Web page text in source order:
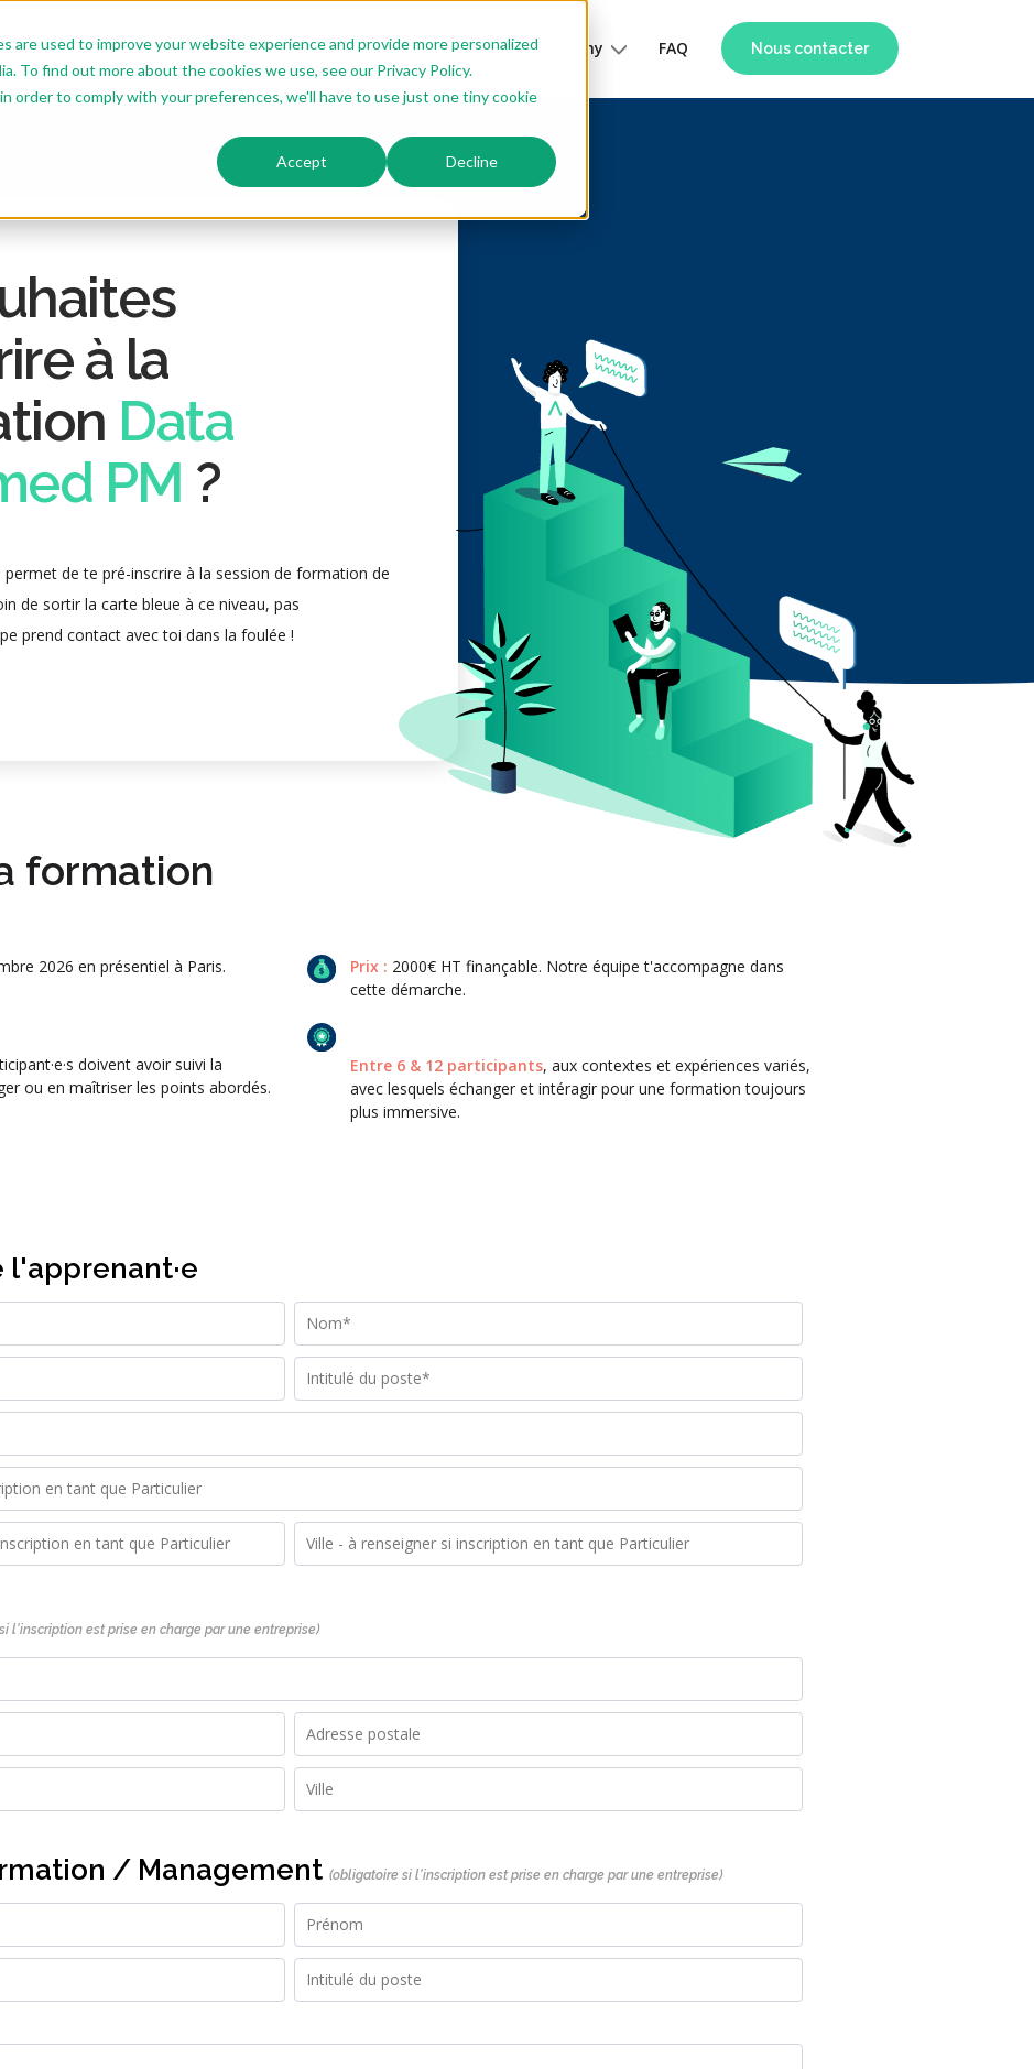
used to improve your website experience and provide more personalized
To find out more about the cookies we use, see our Privacy Policy.
order to comply with your preferences, we'll have to use just one tiny cookie
Accept Decline
Nos formations Notre offre sur mesure Thiga Academy FAQ Nous contacter
à la
Data
PM ?
de te pré-inscrire à la session de formation de
de sortir la carte bleue à ce niveau, pas
prend contact avec toi dans la foulée !
formation
2026 en présentiel à Paris.
doivent avoir suivi la
ou en maîtriser les points abordés.
Prix : 2000€ HT finançable. Notre équipe t'accompagne dans
cette démarche.
Entre 6 & 12 participants, aux contextes et expériences variés,
avec lesquels échanger et intéragir pour une formation toujours
plus immersive.
l'apprenant·e
l'inscription est prise en charge par une entreprise)
/ Management (obligatoire si l'inscription est prise en charge par une entreprise)